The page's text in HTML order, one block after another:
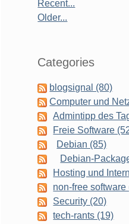
Recent...
Older...
Categories
blogsignal (80)
Computer und
Admintipp des
Freie Software
Debian (85)
Debian-
Hosting und
non-free software
Security (20)
tech-rants (19)